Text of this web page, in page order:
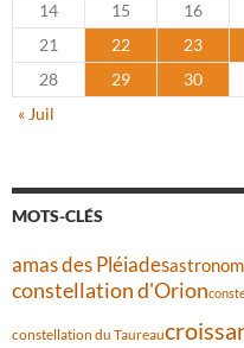
14
15 16
21
22 23
28
29 30
« Juil
MOTS-CLÉS
amas des Pléiades
constellation d'Orion
constellation du Taureau